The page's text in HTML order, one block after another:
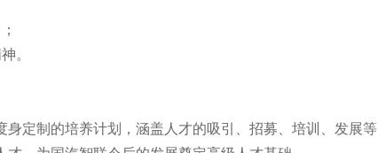
。
身定制的培养计划，涵盖人才的吸引、招募、培训、发展等